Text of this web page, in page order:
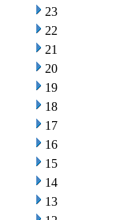
23
22
21
20
19
18
17
16
15
14
13